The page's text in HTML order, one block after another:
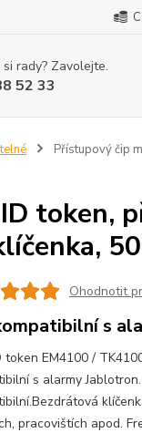
rady? Zavolejte.
52 33
Přístupový čip
token,
Ohodnotit
s
token EM4100 /
s alarmy
pracovištích apod.